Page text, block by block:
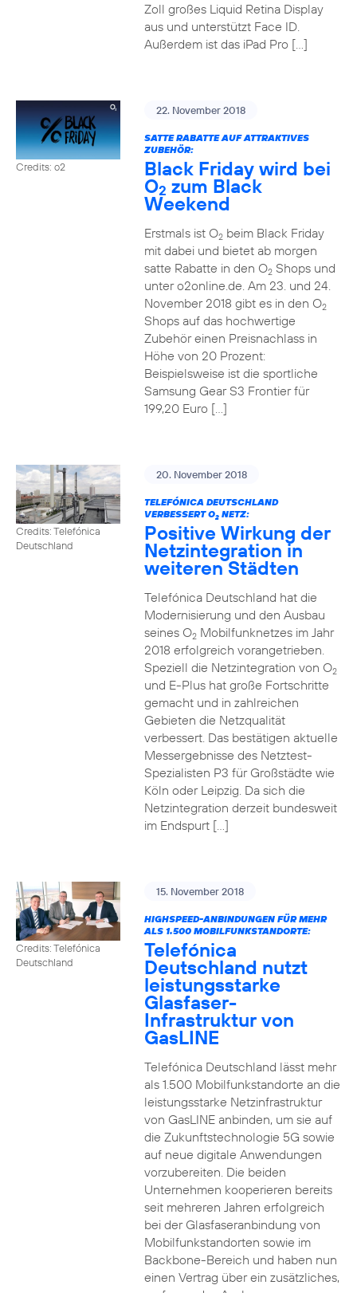
Zoll großes Liquid Retina Display
aus und unterstützt Face ID.
Außerdem ist das iPad Pro […]
Credits: o2
22. November 2018
SATTE RABATTE AUF ATTRAKTIVES
ZUBEHÖR:
Black Friday wird bei
O2 zum Black
Weekend
Erstmals ist O2beim Black Friday
mit dabei und bietet ab morgen
satte Rabatte in den O2Shops und
unter o2online.de. Am 23. und 24.
November 2018 gibt es in den O2
Shops auf das hochwertige
Zubehör einen Preisnachlass in
Höhe von 20 Prozent:
Beispielsweise ist die sportliche
Samsung Gear S3 Frontier für
199,20 Euro […]
Credits: Telefónica
Deutschland
20. November 2018
TELEFÓNICA DEUTSCHLAND
VERBESSERT O2NETZ:
Positive Wirkung der
Netzintegration in
weiteren Städten
Telefónica Deutschland hat die
Modernisierung und den Ausbau
seines O2Mobilfunknetzes im Jahr
2018 erfolgreich vorangetrieben.
Speziell die Netzintegration von O2
und E-Plus hat große Fortschritte
gemacht und in zahlreichen
Gebieten die Netzqualität
verbessert. Das bestätigen aktuelle
Messergebnisse des Netztest-
Spezialisten P3 für Großstädte wie
Köln oder Leipzig. Da sich die
Netzintegration derzeit bundesweit
im Endspurt […]
Credits: Telefónica
Deutschland
15. November 2018
HIGHSPEED-ANBINDUNGEN FÜR MEHR
ALS 1.500 MOBILFUNKSTANDORTE:
Telefónica
Deutschland nutzt
leistungsstarke
Glasfaser-
Infrastruktur von
GasLINE
Telefónica Deutschland lässt mehr
als 1.500 Mobilfunkstandorte an die
leistungsstarke Netzinfrastruktur
von GasLINE anbinden, um sie auf
die Zukunftstechnologie 5G sowie
auf neue digitale Anwendungen
vorzubereiten. Die beiden
Unternehmen kooperieren bereits
seit mehreren Jahren erfolgreich
bei der Glasfaseranbindung von
Mobilfunkstandorten sowie im
Backbone-Bereich und haben nun
einen Vertrag über ein zusätzliches,